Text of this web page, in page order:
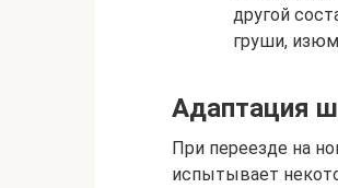
другой
груши,
Адаптация
При переезде на
испытывает